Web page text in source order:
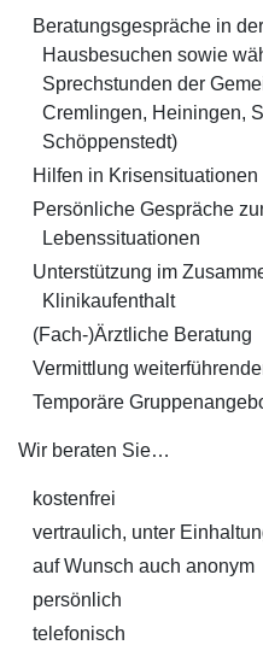
Beratungsgespräche in
Hausbesuchen sowie
Sprechstunden der
Cremlingen, Heiningen,
Schöppenstedt)
Hilfen in Krisensituationen
Persönliche Gespräche
Lebenssituationen
Unterstützung im
Klinikaufenthalt
(Fach-)Ärztliche Beratung
Vermittlung
Temporäre
Wir beraten Sie…
kostenfrei
vertraulich, unter
auf Wunsch auch anonym
persönlich
telefonisch